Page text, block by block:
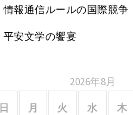
情報通信ルールの国際競争
平安文学の饗宴
2026年8月
月 火 水 木